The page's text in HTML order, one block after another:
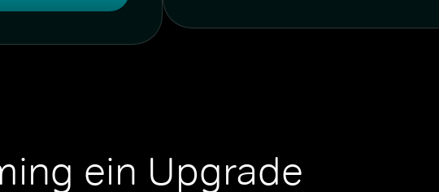
ein Upgrade